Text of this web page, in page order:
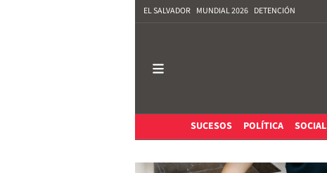
EL SALVADOR MUNDIAL 2026 DETENCIÓN
SUCESOS
POLÍTICA SOCIAL